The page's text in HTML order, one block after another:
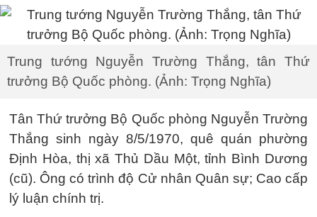
Trung tướng Nguyễn Trường Thắng, tân Thứ
trưởng Bộ Quốc phòng. (Ảnh: Trọng Nghĩa)
Tân Thứ trưởng Bộ Quốc phòng Nguyễn Trường
Thắng sinh ngày 8/5/1970, quê quán phường
Định Hòa, thị xã Thủ Dầu Một, tỉnh Bình Dương
(cũ). Ông có trình độ Cử nhân Quân sự; Cao cấp
lý luận chính trị.